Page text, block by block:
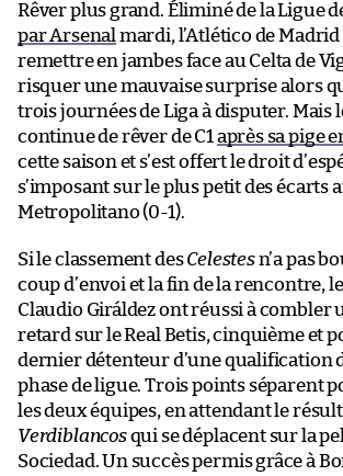
Rêver plus grand. Éliminé de la Ligue
par Arsenal mardi, l’Atlético de Madrid
remettre en jambes face au Celta de
risquer une mauvaise surprise alors
trois journées de Liga à disputer. Mais
continue de rêver de C1 après sa pige
cette saison et s’est offert le droit
s’imposant sur le plus petit des écarts
Metropolitano (0-1).
Si le classement desCelestesn’a pas
coup d’envoi et la fin de la rencontre,
Claudio Giráldez ont réussi à combler
retard sur le Real Betis, cinquième et
dernier détenteur d’une qualification
phase de ligue. Trois points séparent
les deux équipes, en attendant le
Verdiblancosqui se déplacent sur la
Sociedad. Un succès permis grâce à